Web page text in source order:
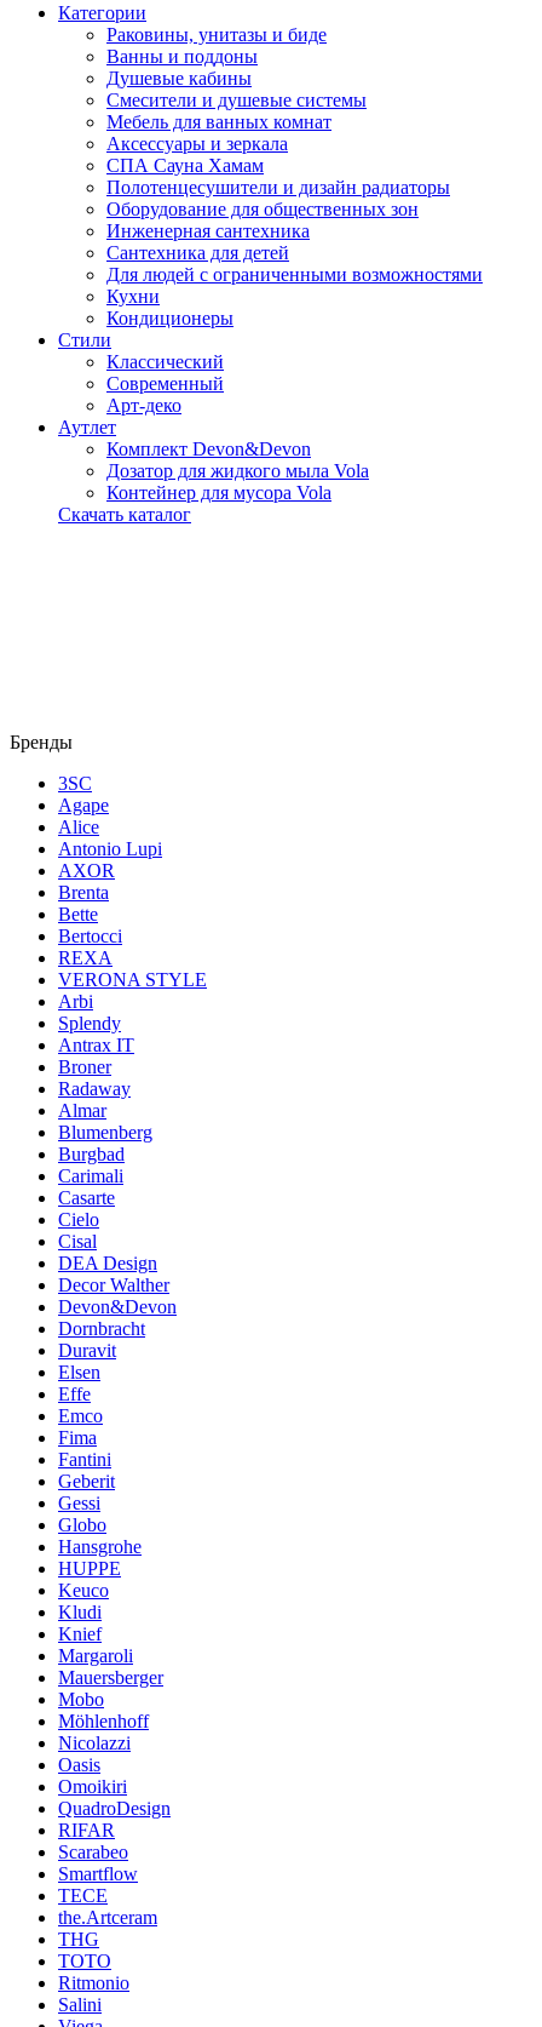
Категории
Раковины, унитазы и биде
Ванны и поддоны
Душевые кабины
Смесители и душевые системы
Мебель для ванных комнат
Аксессуары и зеркала
СПА Сауна Хамам
Полотенцесушители и дизайн радиаторы
Оборудование для общественных зон
Инженерная сантехника
Сантехника для детей
Для людей с ограниченными возможностями
Кухни
Кондиционеры
Стили
Классический
Современный
Арт-деко
Аутлет
Комплект Devon&Devon
Дозатор для жидкого мыла Vola
Контейнер для мусора Vola
Скачать каталог
Бренды
3SC
Agape
Alice
Antonio Lupi
AXOR
Brenta
Bette
Bertocci
REXA
VERONA STYLE
Arbi
Splendy
Antrax IT
Broner
Radaway
Almar
Blumenberg
Burgbad
Carimali
Casarte
Cielo
Cisal
DEA Design
Decor Walther
Devon&Devon
Dornbracht
Duravit
Elsen
Effe
Emco
Fima
Fantini
Geberit
Gessi
Globo
Hansgrohe
HUPPE
Keuco
Kludi
Knief
Margaroli
Mauersberger
Mobo
Möhlenhoff
Nicolazzi
Oasis
Omoikiri
QuadroDesign
RIFAR
Scarabeo
Smartflow
TECE
the.Artceram
THG
TOTO
Ritmonio
Salini